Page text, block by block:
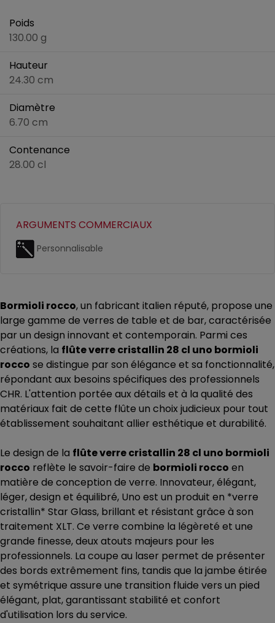
Poids
130.00 g
Hauteur
24.30 cm
Diamètre
6.70 cm
Contenance
28.00 cl
ARGUMENTS COMMERCIAUX
Personnalisable
Bormioli rocco, un fabricant italien réputé, propose une
large gamme de verres de table et de bar, caractérisée
par un design innovant et contemporain. Parmi ces
créations, la flûte verre cristallin 28 cl uno bormioli
rocco se distingue par son élégance et sa fonctionnalité,
répondant aux besoins spécifiques des professionnels
CHR. L'attention portée aux détails et à la qualité des
matériaux fait de cette flûte un choix judicieux pour tout
établissement souhaitant allier esthétique et durabilité.
Le design de la flûte verre cristallin 28 cl uno bormioli
rocco reflète le savoir-faire de bormioli rocco en
matière de conception de verre. Innovateur, élégant,
léger, design et équilibré, Uno est un produit en *verre
cristallin* Star Glass, brillant et résistant grâce à son
traitement XLT. Ce verre combine la légèreté et une
grande finesse, deux atouts majeurs pour les
professionnels. La coupe au laser permet de présenter
des bords extrêmement fins, tandis que la jambe étirée
et symétrique assure une transition fluide vers un pied
élégant, plat, garantissant stabilité et confort
d'utilisation lors du service.